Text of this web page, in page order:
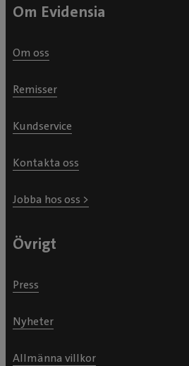
Om Evidensia
Om oss
Remisser
Kundservice
Kontakta oss
Jobba hos oss >
Övrigt
Press
Nyheter
Allmänna villkor